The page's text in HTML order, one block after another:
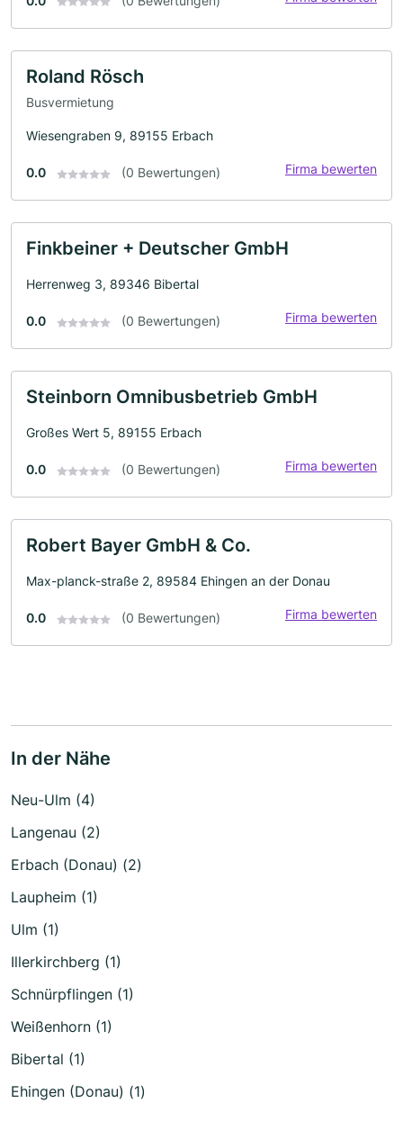
Roland Rösch
Busvermietung
Wiesengraben 9, 89155 Erbach
0.0 (0 Bewertungen) Firma bewerten
Finkbeiner + Deutscher GmbH
Herrenweg 3, 89346 Bibertal
0.0 (0 Bewertungen) Firma bewerten
Steinborn Omnibusbetrieb GmbH
Großes Wert 5, 89155 Erbach
0.0 (0 Bewertungen) Firma bewerten
Robert Bayer GmbH & Co.
Max-planck-straße 2, 89584 Ehingen an der Donau
0.0 (0 Bewertungen) Firma bewerten
In der Nähe
Neu-Ulm (4)
Langenau (2)
Erbach (Donau) (2)
Laupheim (1)
Ulm (1)
Illerkirchberg (1)
Schnürpflingen (1)
Weißenhorn (1)
Bibertal (1)
Ehingen (Donau) (1)